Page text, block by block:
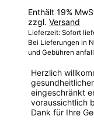
Enthält 19%
zzgl. Versand
Lieferzeit: Sofort
Bei Lieferungen in
und Gebühren
Herzlich
eingeschränkt
voraussichtlich
Dank für Ihre